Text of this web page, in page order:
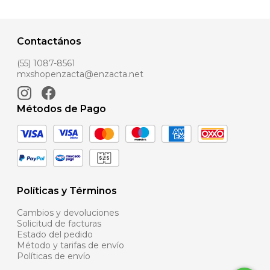
Contactános
(55) 1087-8561
mxshopenzacta@enzacta.net
Métodos de Pago
Políticas y Términos
Cambios y devoluciones
Solicitud de facturas
Estado del pedido
Método y tarifas de envío
Políticas de envío